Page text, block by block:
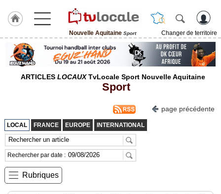
Nouvelle Aquitaine Sport
Changer de territoire
J'adhère
Hulcoq
ACCUEIL
TvLocale
France
Accueil
RUBRIQUES
Agenda
ARTICLES LOCAUXTvLocale Sport Nouvelle Aquitaine
Sport
page précédente
LOCAL FRANCE EUROPE INTERNATIONAL
Rechercher par date :
Rubriques